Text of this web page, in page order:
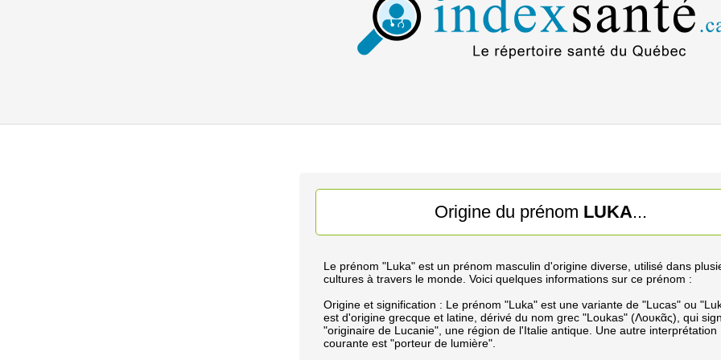
Origine du prénom LUKA...
Le prénom "Luka" est un prénom masculin d'origine diverse, utilisé dans
cultures à travers le monde. Voici quelques informations sur ce prénom :
Origine et signification : Le prénom "Luka" est une variante de "Lucas" ou
est d'origine grecque et latine, dérivé du nom grec "Loukas" (Λουκᾶς), qui
"originaire de Lucanie", une région de l'Italie antique. Une autre interprétation
courante est "porteur de lumière".